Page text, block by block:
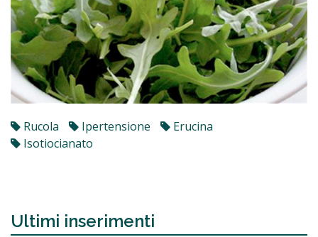
Rucola Ipertensione
Erucina
Isotiocianato
Ultimi inserimenti